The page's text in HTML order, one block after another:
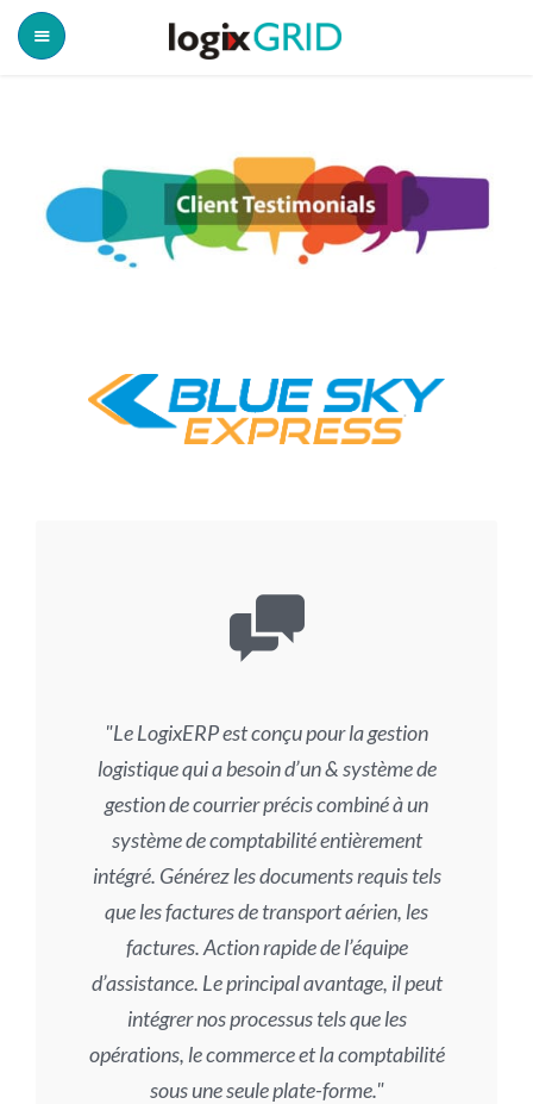
Le LogixERP est conçu pour la gestion
logistique qui a besoin d’un & système de
gestion de courrier précis combiné à un
système de comptabilité entièrement
intégré. Générez les documents requis tels
que les factures de transport aérien, les
factures. Action rapide de l’équipe
d’assistance. Le principal avantage, il peut
intégrer nos processus tels que les
opérations, le commerce et la comptabilité
sous une seule plate-forme.